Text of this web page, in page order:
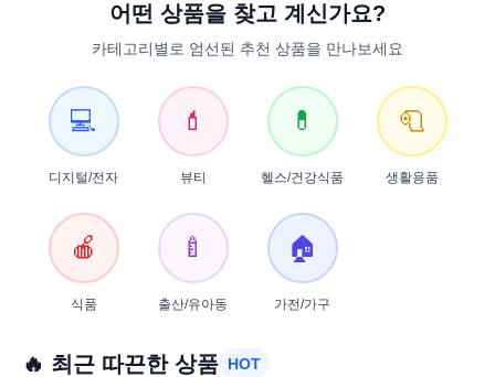
어떤 상품을 찾고 계신가요?
카테고리별로 엄선된 추천 상품을 만나보세요
💻
디지털/전자
💄
뷰티
💊
헬스/건강식품
🧻
생활용품
🍎
식품
🍼
출산/유아동
🏠
가전/가구
🔥 최근 따끈한 상품 HOT